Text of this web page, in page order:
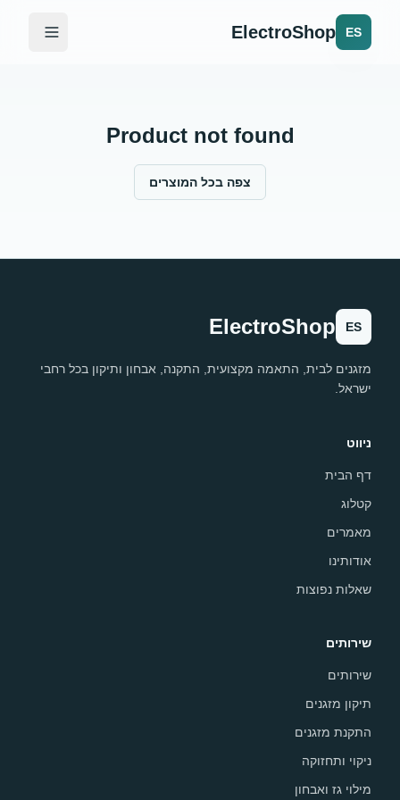
ES
ElectroShop
Product not found
צפה בכל המוצרים
ES
ElectroShop
מזגנים לבית, התאמה מקצועית, התקנה, אבחון ותיקון בכל רחבי
ישראל.
ניווט
דף הבית
קטלוג
מאמרים
אודותינו
שאלות נפוצות
שירותים
שירותים
תיקון מזגנים
התקנת מזגנים
ניקוי ותחזוקה
מילוי גז ואבחון